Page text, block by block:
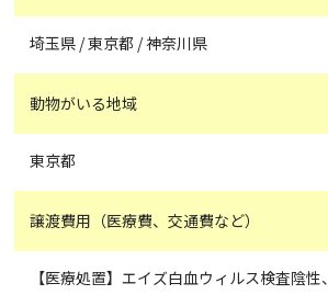
埼玉県 / 東京都 / 神奈川県
動物がいる地域
東京都
譲渡費用（医療費、交通費など）
【医療処置】エイズ白血ウィルス検査陰性、